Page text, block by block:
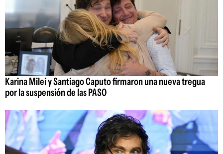
Karina Milei y Santiago Caputo firmaron una nueva tregua
por la suspensión de las PASO